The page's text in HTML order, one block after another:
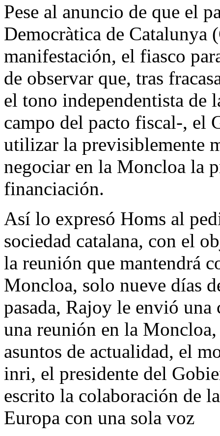
Pese al anuncio de que el
Democràtica de Catalunya
manifestación, el fiasco
de observar que, tras
el tono independentista
campo del pacto fiscal-, el
utilizar la previsiblemente
negociar en la Moncloa la
financiación.
Así lo expresó Homs al
sociedad catalana, con el
la reunión que mantendrá
Moncloa, solo nueve días
pasada, Rajoy le envió
una reunión en la
asuntos de actualidad, el
inri, el presidente del
escrito la colaboración de
Europa con una sola voz